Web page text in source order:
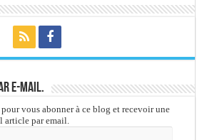
e-mail.
vous abonner à ce blog et recevoir une
article par email.